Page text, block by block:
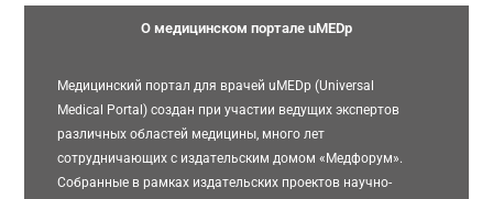
О медицинском портале uMEDp
Медицинский портал для врачей uMEDp (Universal
Medical Portal) создан при участии ведущих экспертов
различных областей медицины, много лет
сотрудничающих с издательским домом «Медфорум».
Собранные в рамках издательских проектов научно-